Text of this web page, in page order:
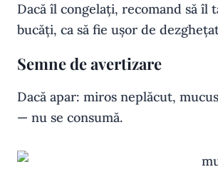
Dacă îl congelați, recomand să îl
bucăți, ca să fie ușor de
Semne de avertizare
Dacă apar: miros neplăcut,
— nu se consumă.